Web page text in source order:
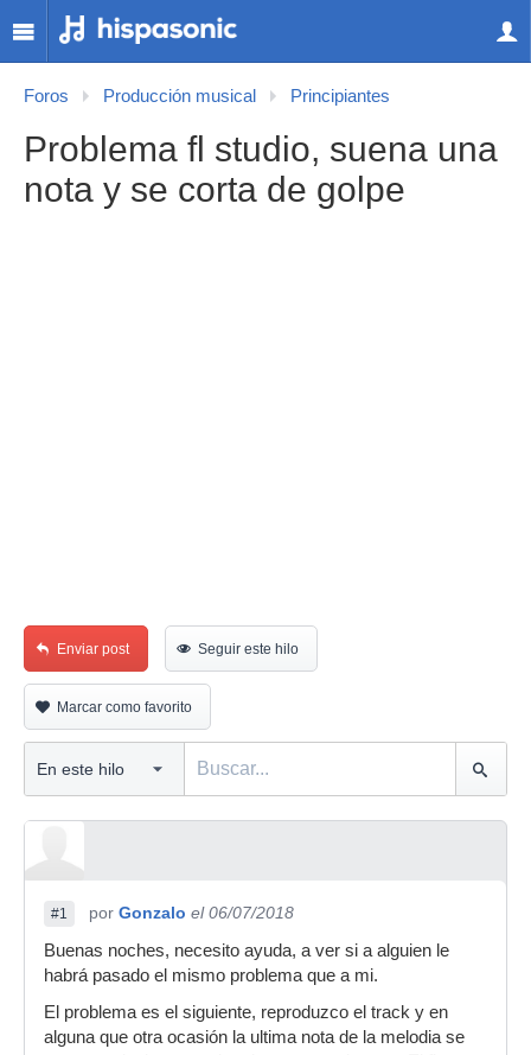
Foros Producción musical Principiantes
Problema fl studio, suena una
nota y se corta de golpe
Enviar post Seguir este hilo
Marcar como favorito
#1 por Gonzalo el 06/07/2018
Buenas noches, necesito ayuda, a ver si a alguien le
habrá pasado el mismo problema que a mi.
El problema es el siguiente, reproduzco el track y en
alguna que otra ocasión la ultima nota de la melodia se